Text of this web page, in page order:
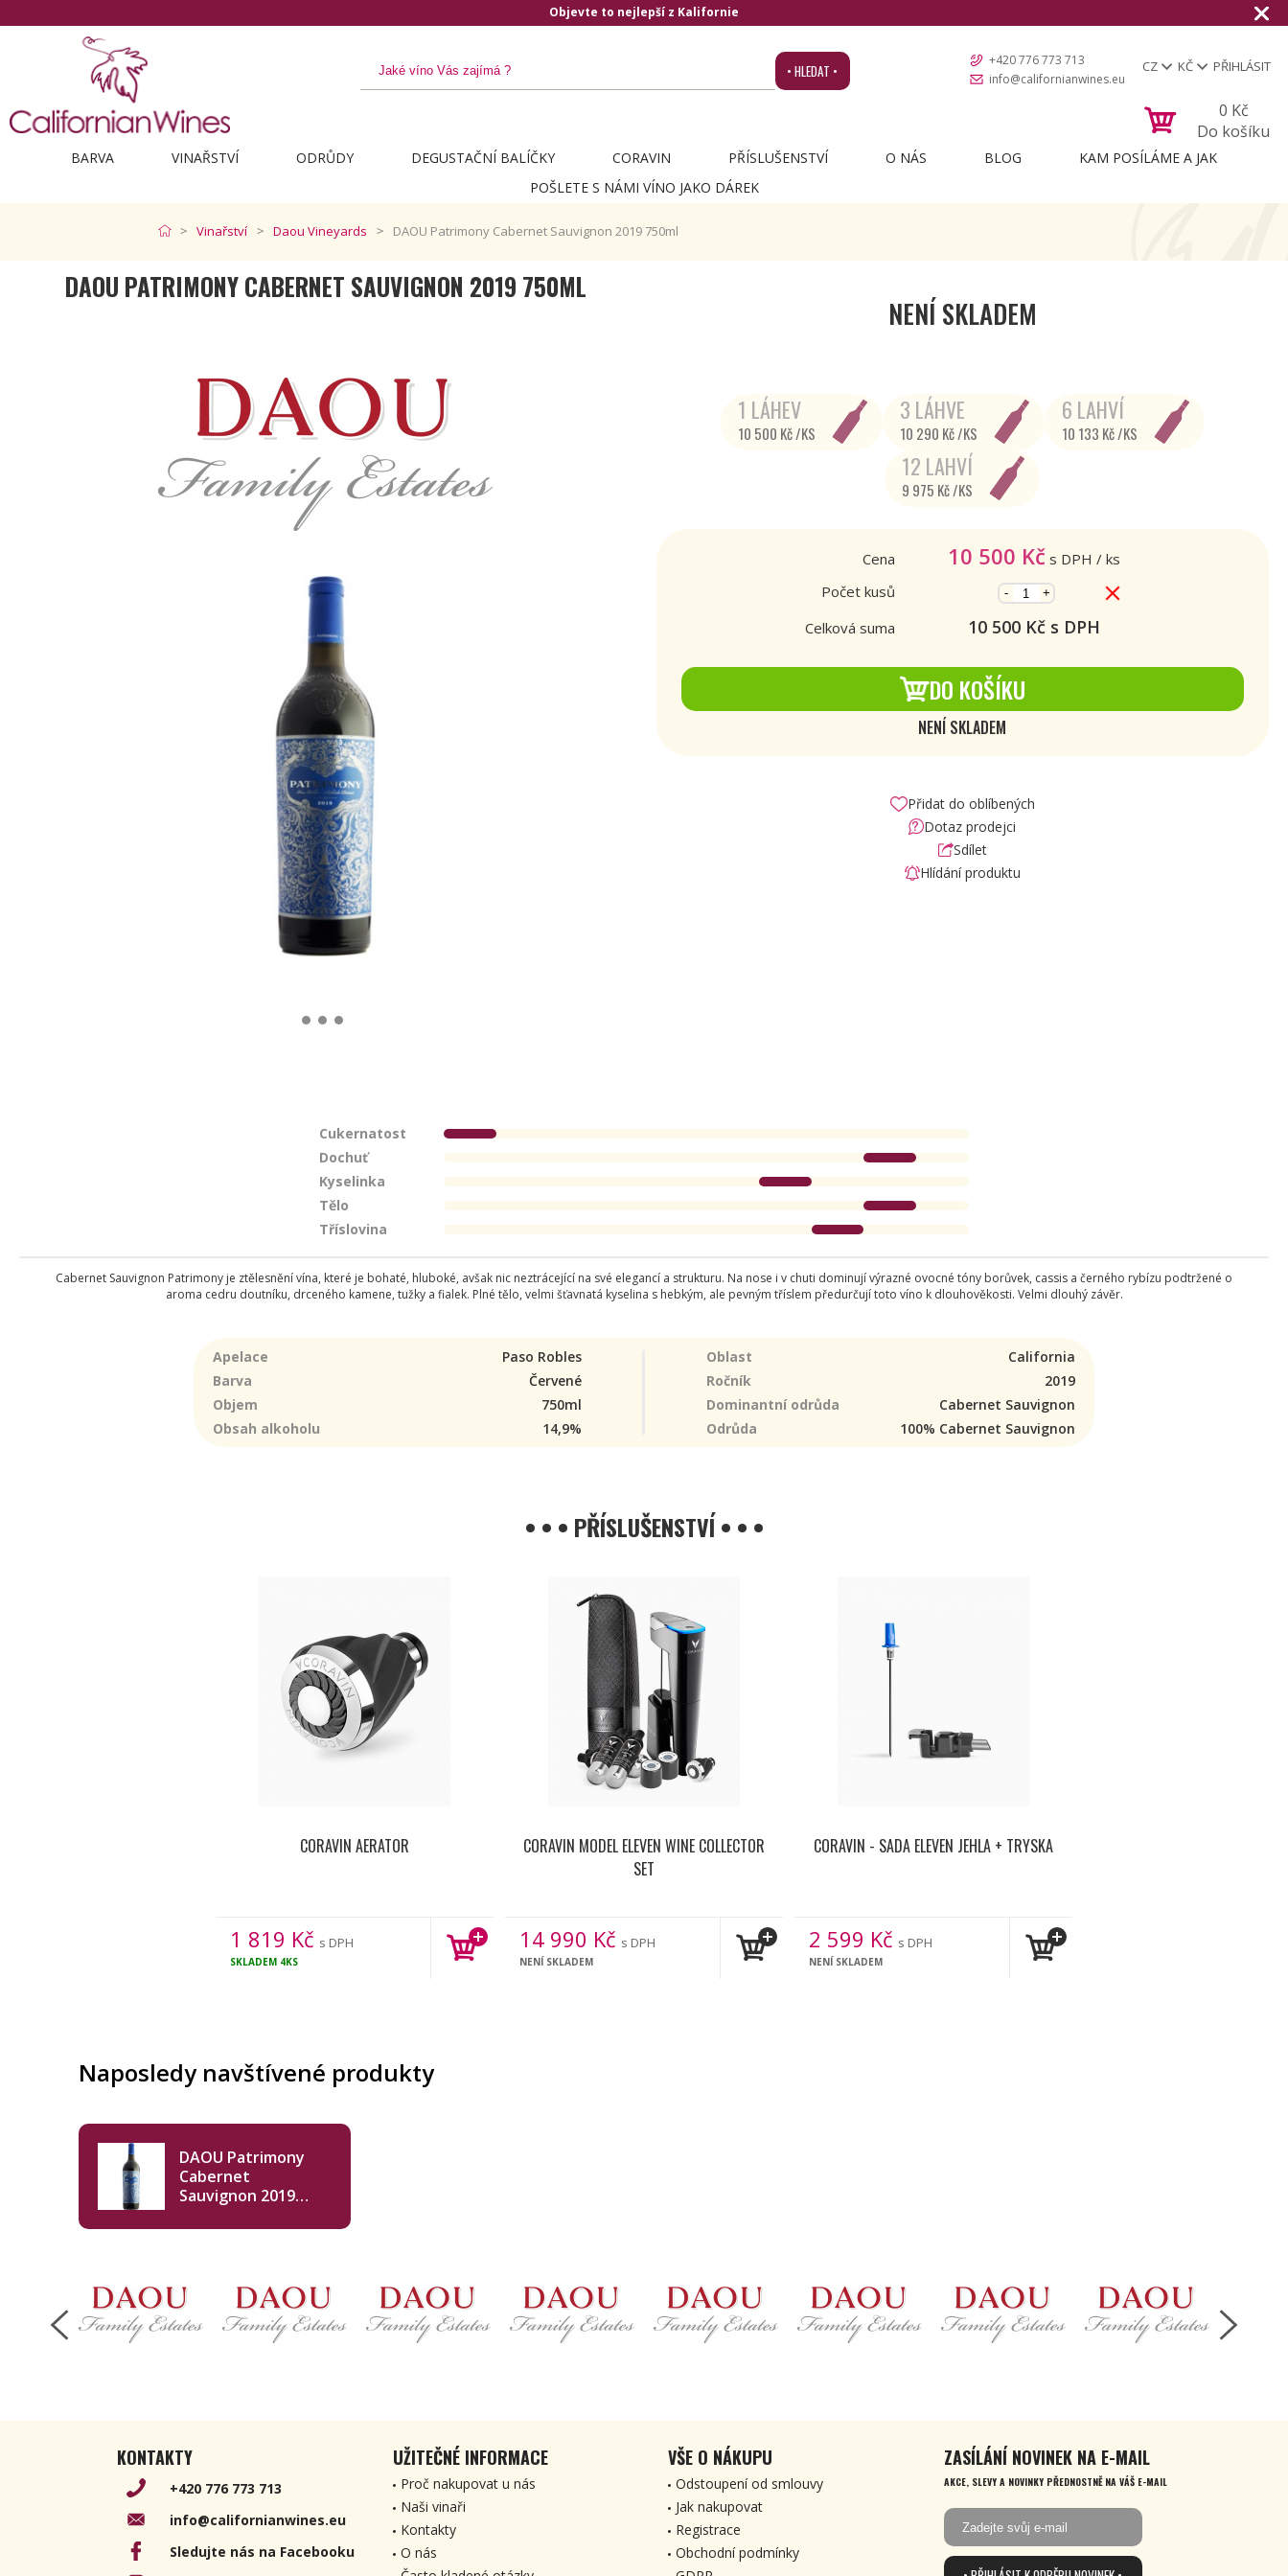
Objevte to nejlepší z Kalifornie
• HLEDAT •
+420 776 773 713
info@californianwines.eu
CZ KČ PŘIHLÁSIT
0 Kč
Do košíku
BARVA VINAŘSTVÍ ODRŮDY DEGUSTAČNÍ BALÍČKY CORAVIN PŘÍSLUŠENSTVÍ O NÁS BLOG
KAM POSÍLÁME A JAK
POŠLETE S NÁMI VÍNO JAKO DÁREK
Vinařství Daou Vineyards DAOU Patrimony Cabernet Sauvignon 2019 750ml
DAOU PATRIMONY CABERNET SAUVIGNON 2019 750ML
NENÍ SKLADEM
1 LÁHEV
10 500 Kč /KS
3 LÁHVE
10 290 Kč /KS
6 LAHVÍ
10 133 Kč /KS
12 LAHVÍ
9 975 Kč /KS
Cena 10 500 Kč s DPH / ks
Počet kusů
- +
Celková suma 10 500Kč s DPH
DO KOŠÍKU
NENÍ SKLADEM
Přidat do oblíbených
Dotaz prodejci
Sdílet
Hlídání produktu
Cukernatost
Dochuť
Kyselinka
Tělo
Tříslovina
Cabernet Sauvignon Patrimony je ztělesnění vína, které je bohaté, hluboké, avšak nic neztrácející na své elegancí a strukturu. Na nose i v chuti dominují výrazné ovocné tóny borůvek, cassis a černého rybízu podtržené o
aroma cedru doutníku, drceného kamene, tužky a fialek. Plné tělo, velmi šťavnatá kyselina s hebkým, ale pevným tříslem předurčují toto víno k dlouhověkosti. Velmi dlouhý závěr.
Apelace Paso Robles Oblast
California
Barva
Červené Ročník
2019
Objem
750ml Dominantní odrůda
Cabernet Sauvignon
Obsah alkoholu
14,9% Odrůda 100% Cabernet Sauvignon
• • • PŘÍSLUŠENSTVÍ • • •
CORAVIN AERATOR
1 819 Kč s DPH
SKLADEM 4KS
CORAVIN MODEL ELEVEN WINE COLLECTOR
SET
14 990 Kč s DPH
NENÍ SKLADEM
CORAVIN - SADA ELEVEN JEHLA + TRYSKA
2 599 Kč s DPH
NENÍ SKLADEM
Naposledy navštívené produkty
DAOU Patrimony
Cabernet
Sauvignon 2019
KONTAKTY
+420 776 773 713
info@californianwines.eu
Sledujte nás na Facebooku
UŽITEČNÉ INFORMACE
Proč nakupovat u nás
Naši vinaři
Kontakty
O nás
VŠE O NÁKUPU
Odstoupení od smlouvy
Jak nakupovat
Registrace
Obchodní podmínky
ZASÍLÁNÍ NOVINEK NA E-MAIL
AKCE, SLEVY A NOVINKY PŘEDNOSTNĚ NA VÁŠ E-MAIL